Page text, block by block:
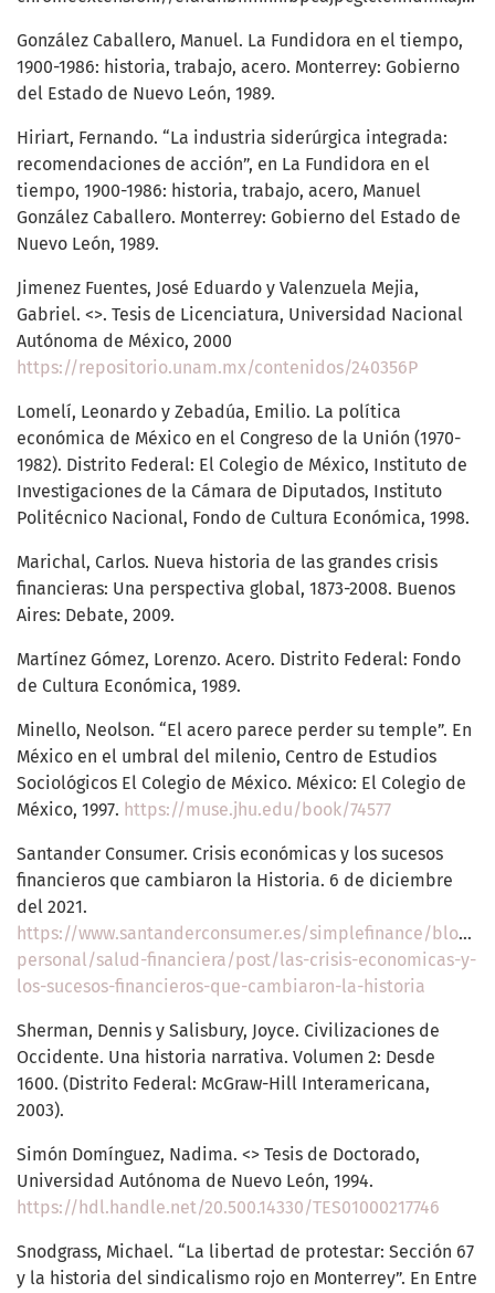
González Caballero, Manuel. La Fundidora en el tiempo,
1900-1986: historia, trabajo, acero. Monterrey: Gobierno
del Estado de Nuevo León, 1989.
Hiriart, Fernando. “La industria siderúrgica integrada:
recomendaciones de acción”, en La Fundidora en el
tiempo, 1900-1986: historia, trabajo, acero, Manuel
González Caballero. Monterrey: Gobierno del Estado de
Nuevo León, 1989.
Jimenez Fuentes, José Eduardo y Valenzuela Mejia,
Gabriel. <>. Tesis de Licenciatura, Universidad Nacional
Autónoma de México, 2000
https://repositorio.unam.mx/contenidos/240356P
Lomelí, Leonardo y Zebadúa, Emilio. La política
económica de México en el Congreso de la Unión (1970-
1982). Distrito Federal: El Colegio de México, Instituto de
Investigaciones de la Cámara de Diputados, Instituto
Politécnico Nacional, Fondo de Cultura Económica, 1998.
Marichal, Carlos. Nueva historia de las grandes crisis
financieras: Una perspectiva global, 1873-2008. Buenos
Aires: Debate, 2009.
Martínez Gómez, Lorenzo. Acero. Distrito Federal: Fondo
de Cultura Económica, 1989.
Minello, Neolson. “El acero parece perder su temple”. En
México en el umbral del milenio, Centro de Estudios
Sociológicos El Colegio de México. México: El Colegio de
México, 1997. https://muse.jhu.edu/book/74577
Santander Consumer. Crisis económicas y los sucesos
financieros que cambiaron la Historia. 6 de diciembre
del 2021.
https://www.santanderconsumer.es/simplefinance/blog/
personal/salud-financiera/post/las-crisis-economicas-y-
los-sucesos-financieros-que-cambiaron-la-historia
Sherman, Dennis y Salisbury, Joyce. Civilizaciones de
Occidente. Una historia narrativa. Volumen 2: Desde
1600. (Distrito Federal: McGraw-Hill Interamericana,
2003).
Simón Domínguez, Nadima. <> Tesis de Doctorado,
Universidad Autónoma de Nuevo León, 1994.
https://hdl.handle.net/20.500.14330/TES01000217746
Snodgrass, Michael. “La libertad de protestar: Sección 67
y la historia del sindicalismo rojo en Monterrey”. En Entre